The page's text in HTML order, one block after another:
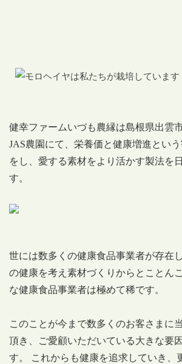
健幸ファームいづも農縁は島根県出雲
JAS農園にて、栄養価と健康増進とい
をし、愛する素材をより活かす製法を
す。
世には数多くの健康食品事業者が存在
の健康を考え素材づくりからとことん
な健康食品事業者は極めて稀です。
このことが今まで数多くのお客さまに
頂き、ご愛顧いただいている大きな要
す。 これからも健康を追求していき、